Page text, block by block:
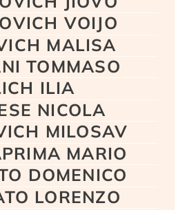
VOIJO
MALISA
TOMMASO
ILIA
NICOLA
MILOSAV
MARIO
DOMENICO
LORENZO